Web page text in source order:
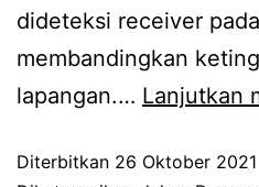
dideteksi receiver
membandingkan
lapangan.… Lanjutkan
Diterbitkan 26 Oktober 2021